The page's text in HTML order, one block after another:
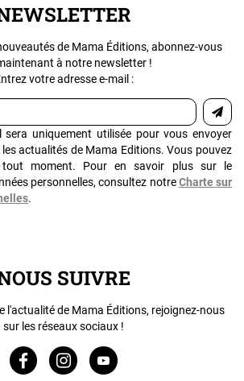
de Mama Éditions, abonnez-vous
à notre newsletter !
votre adresse e-mail :
sera uniquement utilisée pour vous envoyer
actualités de Mama Editions. Vous pouvez
moment. Pour en savoir plus sur le
personnelles, consultez notre Charte sur
.
SUIVRE
l'actualité de Mama Éditions, rejoignez-nous
sur les réseaux sociaux !